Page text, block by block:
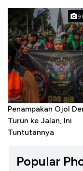
9
Penampakan Ojol
Turun ke Jalan, Ini
Tuntutannya
Popular